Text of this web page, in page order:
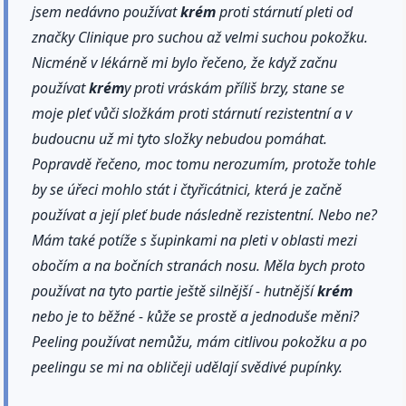
jsem nedávno používatkrémproti stárnutí pleti od
značky Clinique pro suchou až velmi suchou pokožku.
Nicméně v lékárně mi bylo řečeno, že když začnu
používatkrémy proti vráskám příliš brzy, stane se
moje pleť vůči složkám proti stárnutí rezistentní a v
budoucnu už mi tyto složky nebudou pomáhat.
Popravdě řečeno, moc tomu nerozumím, protože tohle
by se úřeci mohlo stát i čtyřicátnici, která je začně
používat a její pleť bude následně rezistentní. Nebo ne?
Mám také potíže s šupinkami na pleti v oblasti mezi
obočím a na bočních stranách nosu. Měla bych proto
používat na tyto partie ještě silnější - hutnějšíkrém
nebo je to běžné - kůže se prostě a jednoduše měni?
Peeling používat nemůžu, mám citlivou pokožku a po
peelingu se mi na obličeji udělají svědivé pupínky.